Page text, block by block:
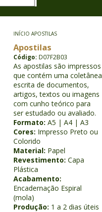
INÍCIO APOSTILAS
Apostilas
Código: D07F2B03
As apostilas são impressos
que contém uma coletânea
escrita de documentos,
artigos, textos ou imagens
com cunho teórico para
ser estudado ou avaliado.
Formato: A5 | A4 | A3
Cores: Impresso Preto ou
Colorido
Material: Papel
Revestimento: Capa
Plástica
Acabamento:
Encadernação Espiral
(mola)
Produção: 1 a 2 dias úteis